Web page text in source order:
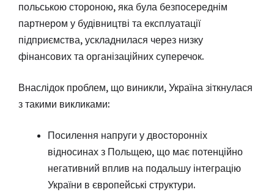
польською стороною, яка була безпосереднім
партнером у будівництві та експлуатації
підприємства, ускладнилася через низку
фінансових та організаційних суперечок.
Внаслідок проблем, що виникли, Україна зіткнулася
з такими викликами:
Посилення напруги у двосторонніх
відносинах з Польщею, що має потенційно
негативний вплив на подальшу інтеграцію
України в європейські структури.